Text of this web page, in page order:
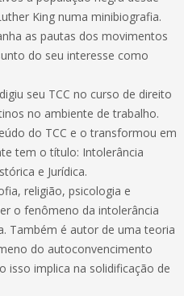
King numa minibiografia.
as pautas dos movimentos
do seu interesse como
seu TCC no curso de direito
no ambiente de trabalho.
do TCC e o transformou em
tem o título: Intolerância
e Jurídica.
religião, psicologia e
o fenômeno da intolerância
Também é autor de uma teoria
do autoconvencimento
isso implica na solidificação de